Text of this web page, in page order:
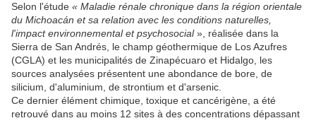
Selon l'étude « Maladie rénale chronique dans la région orientale
du Michoacán et sa relation avec les conditions naturelles,
l'impact environnemental et psychosocial», réalisée dans la
Sierra de San Andrés, le champ géothermique de Los Azufres
(CGLA) et les municipalités de Zinapécuaro et Hidalgo, les
sources analysées présentent une abondance de bore, de
silicium, d'aluminium, de strontium et d'arsenic.
Ce dernier élément chimique, toxique et cancérigène, a été
retrouvé dans au moins 12 sites à des concentrations dépassant